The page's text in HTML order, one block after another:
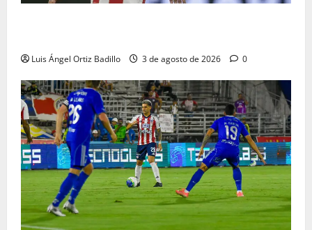
Luis Ángel Ortiz Badillo 3 de agosto de 2026 0